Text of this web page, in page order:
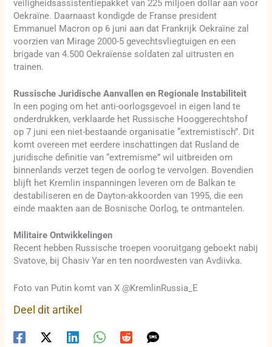
veiligheidsassistentiepakket van 225 miljoen dollar aan voor
Oekraïne. Daarnaast kondigde de Franse president
Emmanuel Macron op 6 juni aan dat Frankrijk Oekraïne zal
voorzien van Mirage 2000-5 gevechtsvliegtuigen en een
brigade van 4.500 Oekraïense soldaten zal uitrusten en
trainen.
Russische Juridische Aanvallen en Regionale Instabiliteit
In een poging om het anti-oorlogsgevoel in eigen land te
onderdrukken, verklaarde het Russische Hooggerechtshof
op 7 juni een niet-bestaande organisatie “extremistisch”. Dit
komt overeen met eerdere inschattingen dat Rusland de
juridische definitie van “extremisme” wil uitbreiden om
binnenlands verzet tegen de oorlog te vervolgen. Bovendien
blijft het Kremlin inspanningen leveren om de Balkan te
destabiliseren en de Dayton-akkoorden van 1995, die een
einde maakten aan de Bosnische Oorlog, te ontmantelen.
Militaire Ontwikkelingen
Recent hebben Russische troepen vooruitgang geboekt nabij
Svatove, bij Chasiv Yar en ten noordwesten van Avdiivka.
Foto van Putin komt van X @KremlinRussia_E
Deel dit artikel